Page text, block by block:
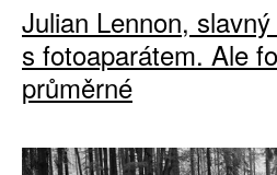
Julian Lennon,
s fotoaparátem. Ale
průměrné